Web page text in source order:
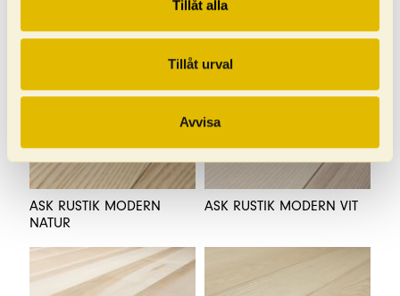
Tillåt alla
Tillåt urval
Avvisa
ASK RUSTIK MODERN
NATUR
ASK RUSTIK MODERN VIT